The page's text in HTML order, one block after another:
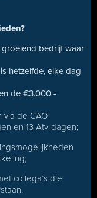
groeiend bedrijf waar
hetzelfde, elke dag
de €3.000 -
de CAO
en 13 Atv-dagen;
collega’s die